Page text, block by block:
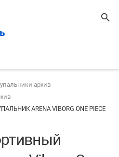
search
архив
ARENA VIBORG ONE PIECE